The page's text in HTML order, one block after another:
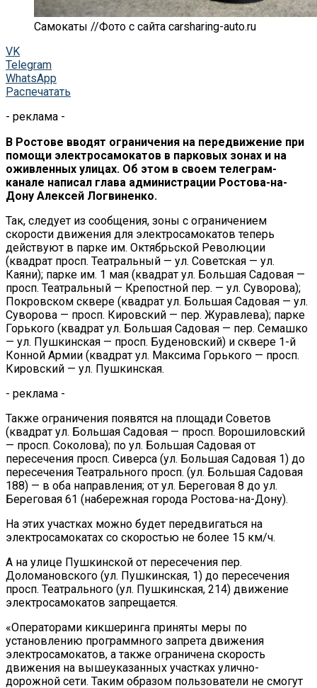
Самокаты //Фото с сайта carsharing-auto.ru
VK
Telegram
WhatsApp
Распечатать
- реклама -
В Ростове вводят ограничения на передвижение при
помощи электросамокатов в парковых зонах и на
оживленных улицах. Об этом в своем телеграм-
канале написал глава администрации Ростова-на-
Дону Алексей Логвиненко.
Так, следует из сообщения, зоны с ограничением
скорости движения для электросамокатов теперь
действуют в парке им. Октябрьской Революции
(квадрат просп. Театральный — ул. Советская — ул.
Каяни); парке им. 1 мая (квадрат ул. Большая Садовая —
просп. Театральный — Крепостной пер. — ул. Суворова);
Покровском сквере (квадрат ул. Большая Садовая — ул.
Суворова — просп. Кировский — пер. Журавлева); парке
Горького (квадрат ул. Большая Садовая — пер. Семашко
— ул. Пушкинская — просп. Буденовский) и сквере 1-й
Конной Армии (квадрат ул. Максима Горького — просп.
Кировский — ул. Пушкинская.
- реклама -
Также ограничения появятся на площади Советов
(квадрат ул. Большая Садовая — просп. Ворошиловский
— просп. Соколова); по ул. Большая Садовая от
пересечения просп. Сиверса (ул. Большая Садовая 1) до
пересечения Театрального просп. (ул. Большая Садовая
188) — в оба направления; от ул. Береговая 8 до ул.
Береговая 61 (набережная города Ростова-на-Дону).
На этих участках можно будет передвигаться на
электросамокатах со скоростью не более 15 км/ч.
А на улице Пушкинской от пересечения пер.
Доломановского (ул. Пушкинская, 1) до пересечения
просп. Театрального (ул. Пушкинская, 214) движение
электросамокатов запрещается.
«Операторами кикшеринга приняты меры по
установлению программного запрета движения
электросамокатов, а также ограничена скорость
движения на вышеуказанных участках улично-
дорожной сети. Таким образом пользователи не смогут